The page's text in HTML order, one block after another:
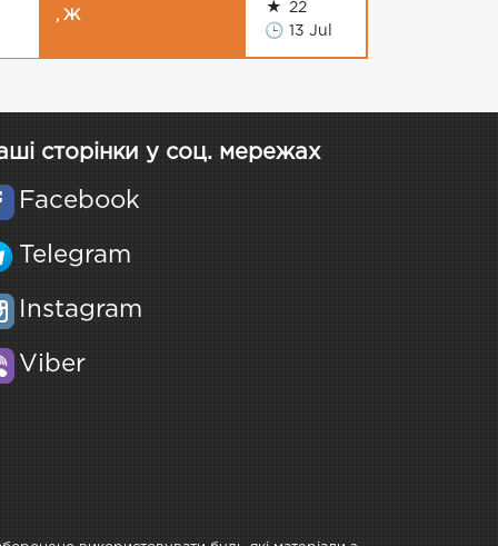
, Ж
★
22
🕒 13 Jul
сторінки у соц. мережах
Facebook
Telegram
Instagram
Viber